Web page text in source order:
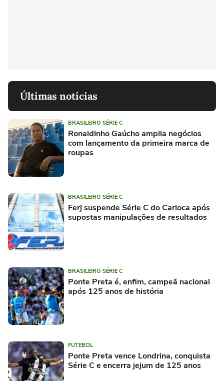
Últimas notícias
BRASILEIRO SÉRIE C
Ronaldinho Gaúcho amplia negócios
com lançamento da primeira marca de
roupas
BRASILEIRO SÉRIE C
Ferj suspende Série C do Carioca após
supostas manipulações de resultados
BRASILEIRO SÉRIE C
Ponte Preta é, enfim, campeã nacional
após 125 anos de história
FUTEBOL
Ponte Preta vence Londrina, conquista
Série C e encerra jejum de 125 anos